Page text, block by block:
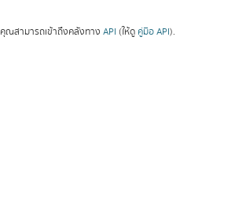
คุณสามารถเข้าถึงคลังทาง API (ให้ดู คู่มือ API).